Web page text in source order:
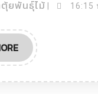
ยพันธุ์ไม้
16:15